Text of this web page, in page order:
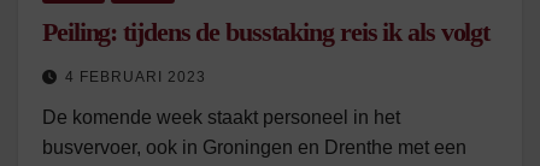
Peiling: tijdens de busstaking reis ik als volgt
4 FEBRUARI 2023
De komende week staakt personeel in het
busvervoer, ook in Groningen en Drenthe met een